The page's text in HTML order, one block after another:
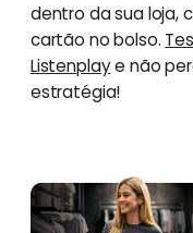
dentro da sua loja,
cartão no bolso.
Listenplaye não
estratégia!